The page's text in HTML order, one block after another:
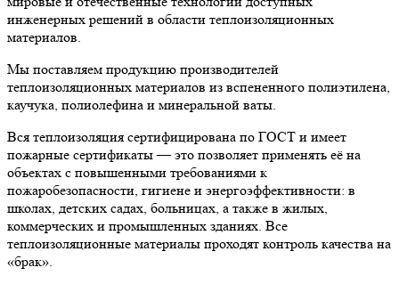
инженерных решений в области теплоизоляционных
материалов.
Мы поставляем продукцию производителей
теплоизоляционных материалов из вспененного полиэтилена,
каучука, полиолефина и минеральной ваты.
Вся теплоизоляция сертифицирована по ГОСТ и имеет
пожарные сертификаты — это позволяет применять её на
объектах с повышенными требованиями к
пожаробезопасности, гигиене и энергоэффективности: в
школах, детских садах, больницах, а также в жилых,
коммерческих и промышленных зданиях. Все
теплоизоляционные материалы проходят контроль качества на
«брак».